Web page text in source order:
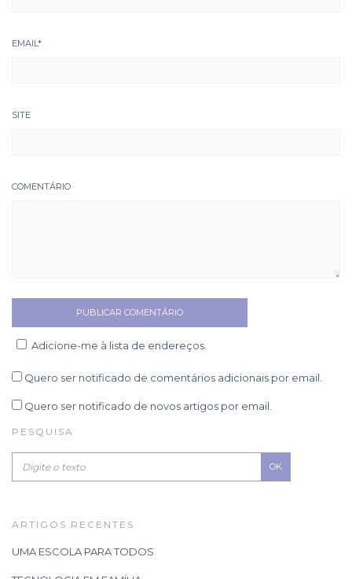
EMAIL*
SITE
COMENTÁRIO
Adicione-me à lista de endereços.
Quero ser notificado de comentários adicionais por email.
Quero ser notificado de novos artigos por email.
PESQUISA
OK
ARTIGOS RECENTES
UMA ESCOLA PARA TODOS